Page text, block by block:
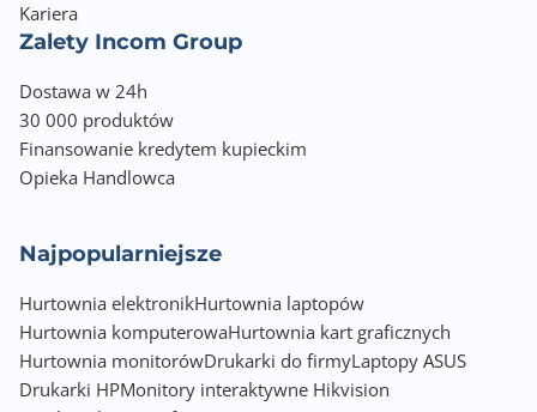
Kariera
Zalety Incom Group
Dostawa w 24h
30 000 produktów
Finansowanie kredytem kupieckim
Opieka Handlowca
Najpopularniejsze
Hurtownia elektronikHurtownia laptopów
Hurtownia komputerowaHurtownia kart graficznych
Hurtownia monitorówDrukarki do firmyLaptopy ASUS
Drukarki HPMonitory interaktywne Hikvision